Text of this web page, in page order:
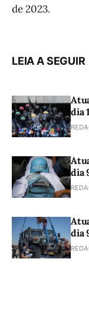
de 2023.
LEIA A SEGUIR
dia
dia
dia